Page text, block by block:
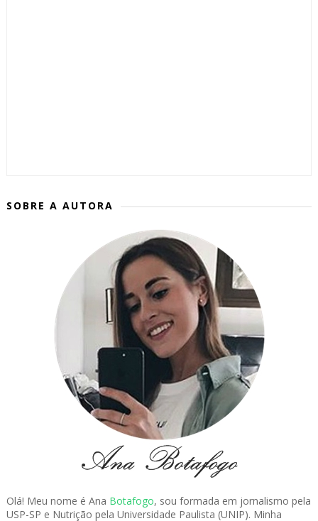
SOBRE A AUTORA
Olá! Meu nome é Ana Botafogo, sou formada em jornalismo pela
USP-SP e Nutrição pela Universidade Paulista (UNIP). Minha